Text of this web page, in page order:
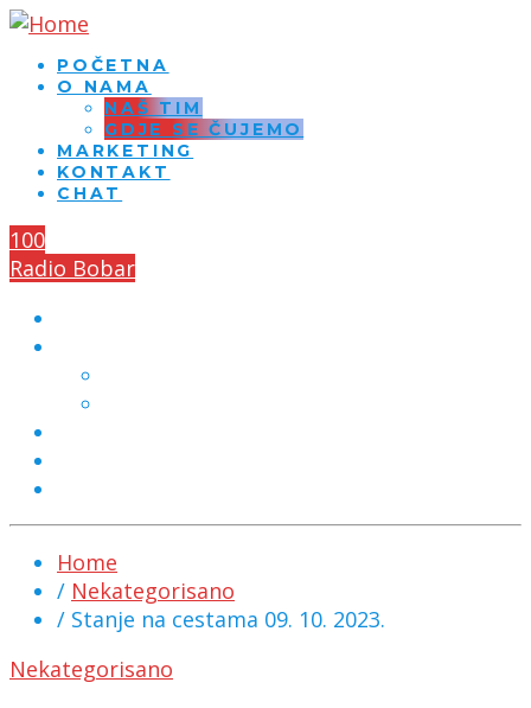
POČETNA
O NAMA
NAŠ TIM
GDJE SE ČUJEMO
MARKETING
KONTAKT
CHAT
100
Radio Bobar
Home
/ Nekategorisano
/ Stanje na cestama 09. 10. 2023.
Nekategorisano